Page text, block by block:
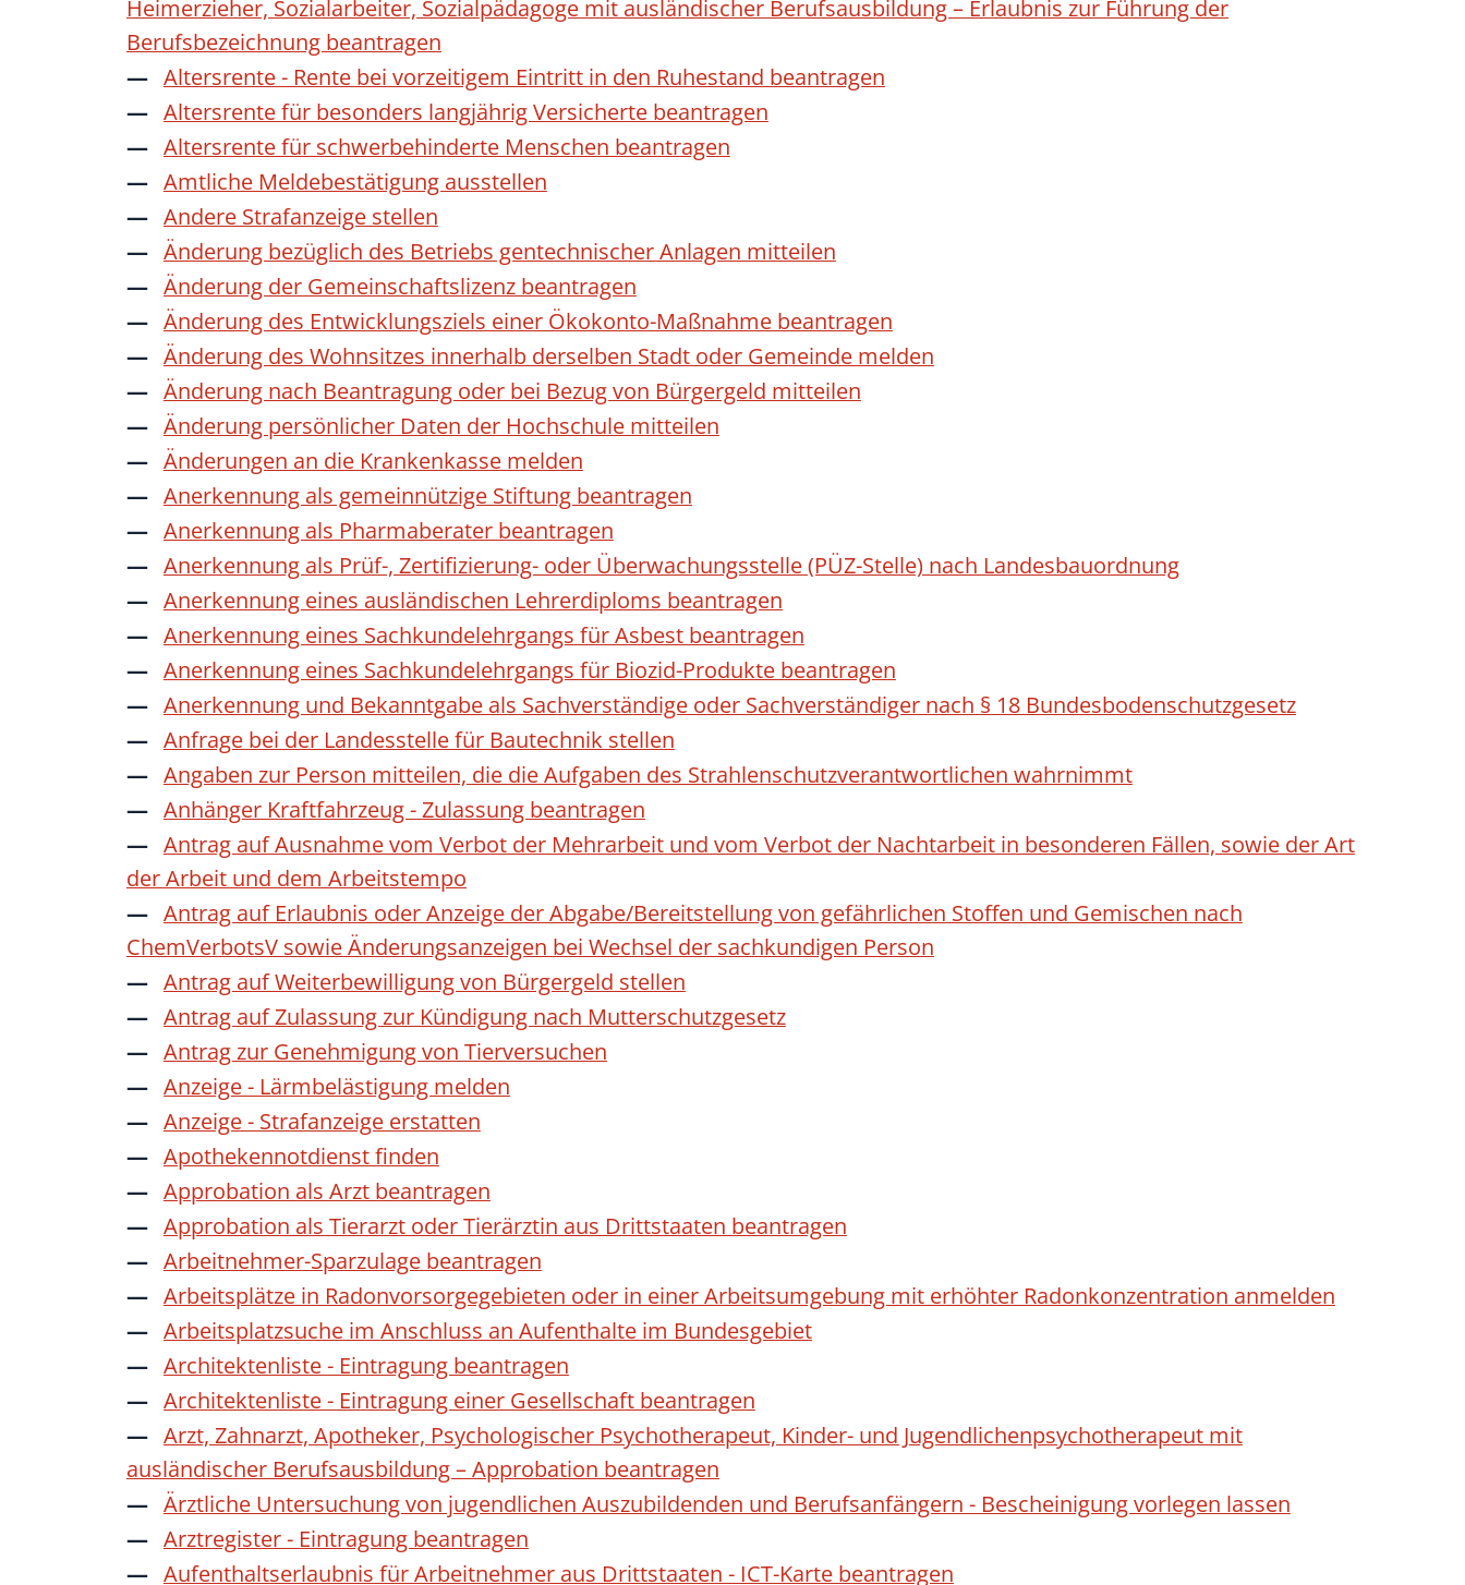
Heimerzieher, Sozialarbeiter, Sozialpädagoge mit ausländischer Berufsausbildung – Erlaubnis zur Führung der
Berufsbezeichnung beantragen
Altersrente - Rente bei vorzeitigem Eintritt in den Ruhestand beantragen
Altersrente für besonders langjährig Versicherte beantragen
Altersrente für schwerbehinderte Menschen beantragen
Amtliche Meldebestätigung ausstellen
Andere Strafanzeige stellen
Änderung bezüglich des Betriebs gentechnischer Anlagen mitteilen
Änderung der Gemeinschaftslizenz beantragen
Änderung des Entwicklungsziels einer Ökokonto-Maßnahme beantragen
Änderung des Wohnsitzes innerhalb derselben Stadt oder Gemeinde melden
Änderung nach Beantragung oder bei Bezug von Bürgergeld mitteilen
Änderung persönlicher Daten der Hochschule mitteilen
Änderungen an die Krankenkasse melden
Anerkennung als gemeinnützige Stiftung beantragen
Anerkennung als Pharmaberater beantragen
Anerkennung als Prüf-, Zertifizierung- oder Überwachungsstelle (PÜZ-Stelle) nach Landesbauordnung
Anerkennung eines ausländischen Lehrerdiploms beantragen
Anerkennung eines Sachkundelehrgangs für Asbest beantragen
Anerkennung eines Sachkundelehrgangs für Biozid-Produkte beantragen
Anerkennung und Bekanntgabe als Sachverständige oder Sachverständiger nach § 18 Bundesbodenschutzgesetz
Anfrage bei der Landesstelle für Bautechnik stellen
Angaben zur Person mitteilen, die die Aufgaben des Strahlenschutzverantwortlichen wahrnimmt
Anhänger Kraftfahrzeug - Zulassung beantragen
Antrag auf Ausnahme vom Verbot der Mehrarbeit und vom Verbot der Nachtarbeit in besonderen Fällen, sowie der Art
der Arbeit und dem Arbeitstempo
Antrag auf Erlaubnis oder Anzeige der Abgabe/Bereitstellung von gefährlichen Stoffen und Gemischen nach
ChemVerbotsV sowie Änderungsanzeigen bei Wechsel der sachkundigen Person
Antrag auf Weiterbewilligung von Bürgergeld stellen
Antrag auf Zulassung zur Kündigung nach Mutterschutzgesetz
Antrag zur Genehmigung von Tierversuchen
Anzeige - Lärmbelästigung melden
Anzeige - Strafanzeige erstatten
Apothekennotdienst finden
Approbation als Arzt beantragen
Approbation als Tierarzt oder Tierärztin aus Drittstaaten beantragen
Arbeitnehmer-Sparzulage beantragen
Arbeitsplätze in Radonvorsorgegebieten oder in einer Arbeitsumgebung mit erhöhter Radonkonzentration anmelden
Arbeitsplatzsuche im Anschluss an Aufenthalte im Bundesgebiet
Architektenliste - Eintragung beantragen
Architektenliste - Eintragung einer Gesellschaft beantragen
Arzt, Zahnarzt, Apotheker, Psychologischer Psychotherapeut, Kinder- und Jugendlichenpsychotherapeut mit
ausländischer Berufsausbildung – Approbation beantragen
Ärztliche Untersuchung von jugendlichen Auszubildenden und Berufsanfängern - Bescheinigung vorlegen lassen
Arztregister - Eintragung beantragen
Aufenthaltserlaubnis für Arbeitnehmer aus Drittstaaten - ICT-Karte beantragen